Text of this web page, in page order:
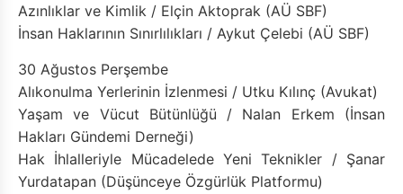
Azınlıklar ve Kimlik / Elçin Aktoprak (AÜ SBF)
İnsan Haklarının Sınırlılıkları / Aykut Çelebi (AÜ SBF)
30 Ağustos Perşembe
Alıkonulma Yerlerinin İzlenmesi / Utku Kılınç (Avukat)
Yaşam ve Vücut Bütünlüğü / Nalan Erkem (İnsan
Hakları Gündemi Derneği)
Hak İhlalleriyle Mücadelede Yeni Teknikler / Şanar
Yurdatapan (Düşünceye Özgürlük Platformu)